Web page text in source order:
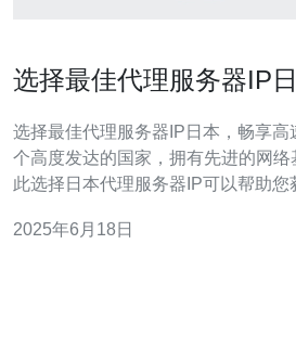
选择最佳代理服务器IP
选择最佳代理服务器IP日本，畅享高速网络
个高度发达的国家，拥有先进的网络
此选择日本代理服务器IP可以帮助您
是在线游戏，都能够得到更好的体验。 在选择代理服务
2025年6月18日